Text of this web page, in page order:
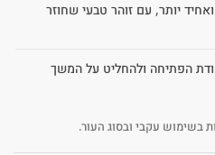
יותר, עם זוהר טבעי שחוזר
הפתיחה ולהחליט על המשך
בשימוש עקבי ובסוג העור.